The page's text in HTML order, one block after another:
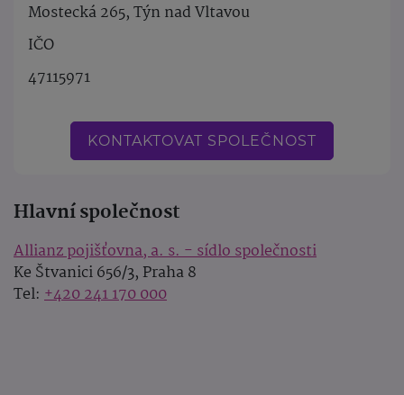
Mostecká 265, Týn nad Vltavou
IČO
47115971
KONTAKTOVAT SPOLEČNOST
Hlavní společnost
Allianz pojišťovna, a. s. - sídlo společnosti
Ke Štvanici 656/3, Praha 8
Tel: +420 241 170 000